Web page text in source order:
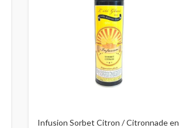
Infusion Sorbet Citron / Citronnade en